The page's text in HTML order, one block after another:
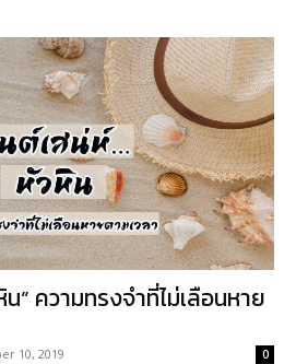
” ความทรงจำที่ไม่เลือนหาย
10, 2019 0